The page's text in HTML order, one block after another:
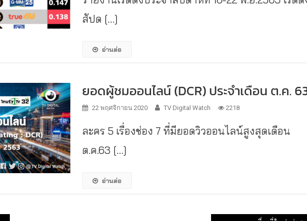
สัปด […]
อ่านต่อ
ยอดผู้ชมออนไลน์ (DCR) ประจำเดือน ต.ค.
22 พฤศจิกายน 2020 TV Digital Watch 2218
ละคร 5 เรื่องช่อง 7 ที่มียอดวิวออนไลน์สูงสุดเดือน
ต.ค.63 […]
อ่านต่อ